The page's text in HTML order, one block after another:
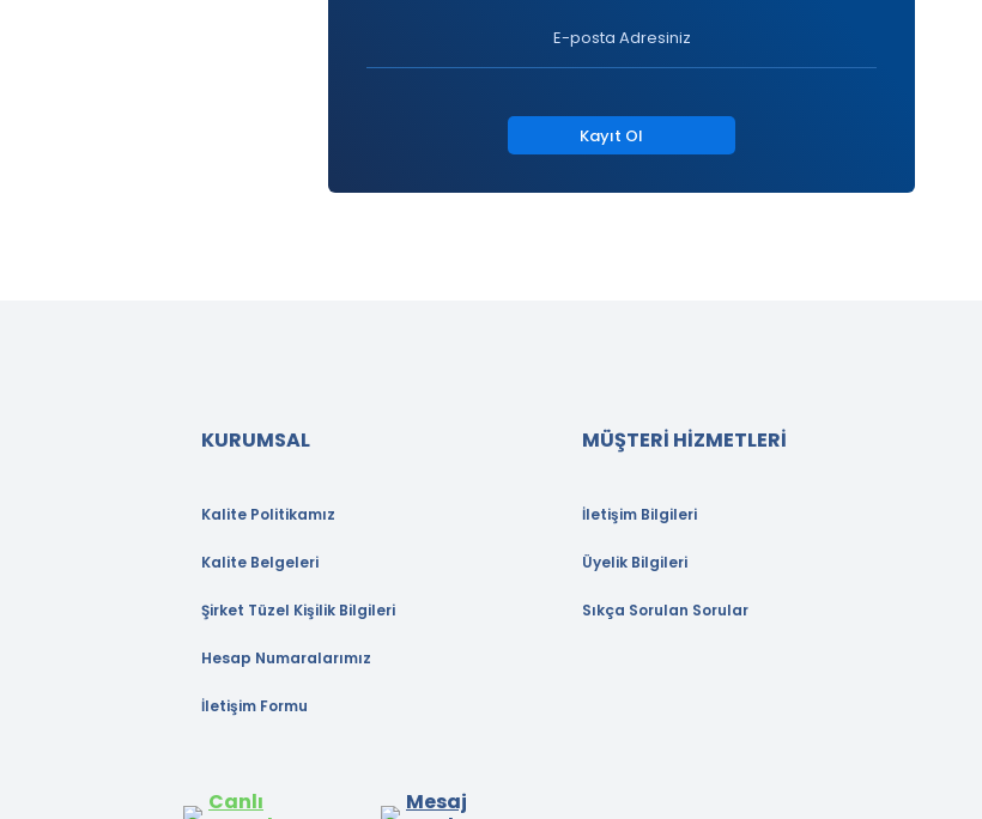
Kayıt Ol
KURUMSAL
Kalite Politikamız
Kalite Belgeleri
Şirket Tüzel Kişilik Bilgileri
Hesap Numaralarımız
İletişim Formu
MÜŞTERİ HİZMETLERİ
İletişim Bilgileri
Üyelik Bilgileri
Sıkça Sorulan Sorular
Canlı
Mesaj